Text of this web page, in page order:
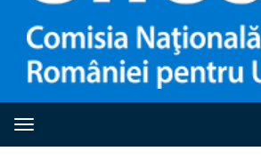
Toggle navigation